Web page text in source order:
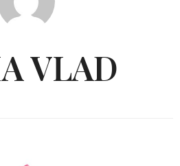
VLAD